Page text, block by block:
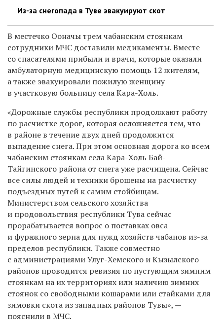
Из-за снегопада в Туве эвакуируют скот
В местечко Ооначы трем чабанским стоянкам
сотрудники МЧС доставили медикаменты. Вместе
со спасателями прибыли и врачи, которые оказали
амбулаторную медицинскую помощь 12 жителям,
а также эвакуировали пожилую женщину
в участковую больницу села Кара-Холь.
«Дорожные службы республики продолжают работу
по расчистке дорог, которая осложняется тем, что
в районе в течение двух дней продолжится
выпадение снега. При этом основная дорога ко всем
чабанским стоянкам села Кара-Холь Бай-
Тайгинского района от снега уже расчищена. Сейчас
все силы людей и техники брошены на расчистку
подъездных путей к самим стойбищам.
Министерством сельского хозяйства
и продовольствия республики Тува сейчас
прорабатывается вопрос о поставках овса
и фуражного зерна для нужд хозяйств чабанов из-за
пределов республики. Также совместно
с администрациями Улуг-Хемского и Кызылского
районов проводится ревизия по пустующим зимним
стоянкам на их территориях или наличию зимних
стоянок со свободными кошарами или стайками для
зимовки скота из западных районов Тувы», —
пояснили в МЧС.